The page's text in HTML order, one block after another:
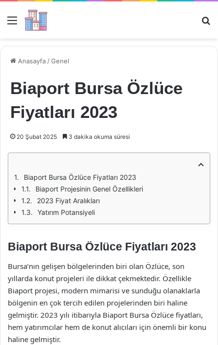
Menü
Anasayfa /Genel
Biaport Bursa Özlüce
Fiyatları 2023
20 Şubat 2025 3 dakika okuma süresi
Biaport Bursa Özlüce Fiyatları 2023
Biaport Projesinin Genel Özellikleri
2023 Fiyat Aralıkları
Yatırım Potansiyeli
Biaport Bursa Özlüce Fiyatları 2023
Bursa’nın gelişen bölgelerinden biri olan Özlüce, son
yıllarda konut projeleri ile dikkat çekmektedir. Özellikle
Biaport projesi, modern mimarisi ve sunduğu olanaklarla
bölgenin en çok tercih edilen projelerinden biri haline
gelmiştir. 2023 yılı itibarıyla Biaport Bursa Özlüce fiyatları,
hem yatırımcılar hem de konut alıcıları için önemli bir konu
haline gelmiştir.